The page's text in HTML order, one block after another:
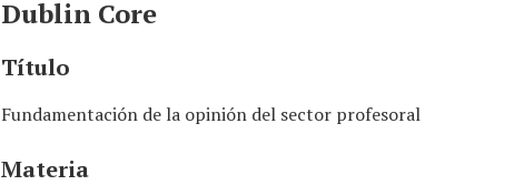
Dublin Core
Título
Fundamentación de la opinión del sector profesoral
Materia